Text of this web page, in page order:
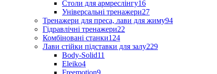
Столи для армреслінгу16
Універсальні тренажери27
Тренажери для преса, лави для жиму94
Гідравлічні тренажери22
Комбіновані станки124
Лави стійки підставки для залу229
Body-Solid11
Eleiko4
Freemotion9